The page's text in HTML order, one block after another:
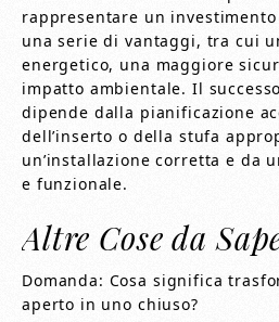
rappresentare un
una serie di vantaggi, tra cui
energetico, una maggiore
impatto ambientale. Il
dipende dalla pianificazione
dell’inserto o della stufa
un’installazione corretta e da
e funzionale.
Altre Cose da
Domanda: Cosa significa
aperto in uno chiuso?